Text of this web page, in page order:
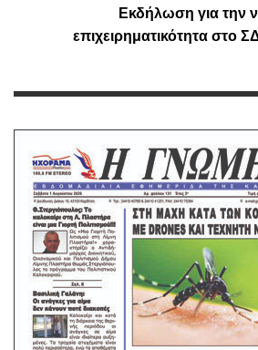
Εκδήλωση για την
επιχειρηματικότητα στο